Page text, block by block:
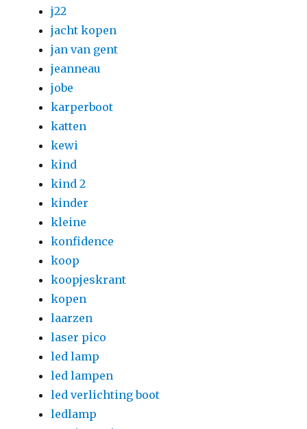
j22
jacht kopen
jan van gent
jeanneau
jobe
karperboot
katten
kewi
kind
kind 2
kinder
kleine
konfidence
koop
koopjeskrant
kopen
laarzen
laser pico
led lamp
led lampen
led verlichting boot
ledlamp